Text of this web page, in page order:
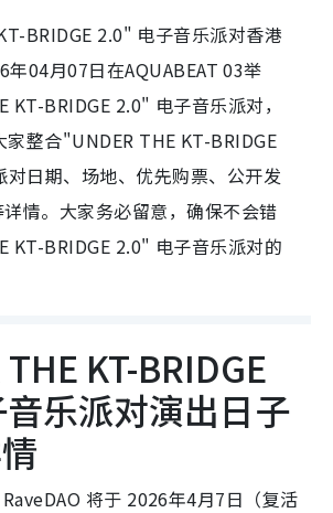
BRIDGE 2.0" 电子音乐派对香港
年04月07日在AQUABEAT 03举
KT-BRIDGE 2.0" 电子音乐派对，
整合"UNDER THE KT-BRIDGE
日期、场地、优先购票、公开发
情。大家务必留意，确保不会错
KT-BRIDGE 2.0" 电子音乐派对的
KT-BRIDGE
乐派对演出日子
将于 2026年4月7日（复活